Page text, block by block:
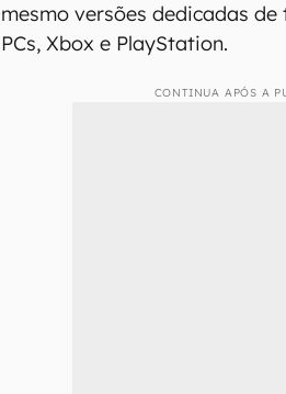
mesmo versões dedicadas
PCs, Xbox e PlayStation.
CONTINUA APÓS A